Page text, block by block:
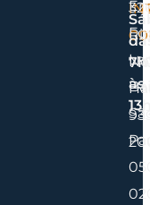
às